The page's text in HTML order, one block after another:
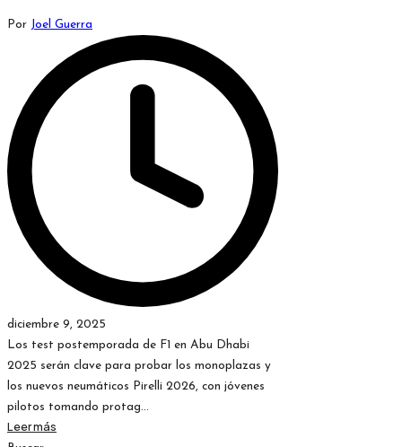
Publicado
Por Joel Guerra
diciembre 9, 2025
Los test postemporada de F1 en Abu Dhabi
2025 serán clave para probar los monoplazas y
los nuevos neumáticos Pirelli 2026, con jóvenes
pilotos tomando protag...
Leer más